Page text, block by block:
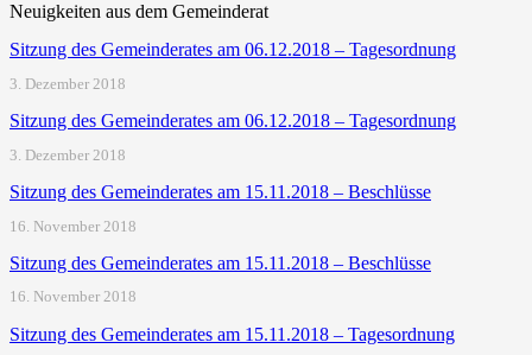
Neuigkeiten aus dem Gemeinderat
Sitzung des Gemeinderates am 06.12.2018 – Tagesordnung
3. Dezember 2018
Sitzung des Gemeinderates am 06.12.2018 – Tagesordnung
3. Dezember 2018
Sitzung des Gemeinderates am 15.11.2018 – Beschlüsse
16. November 2018
Sitzung des Gemeinderates am 15.11.2018 – Beschlüsse
16. November 2018
Sitzung des Gemeinderates am 15.11.2018 – Tagesordnung